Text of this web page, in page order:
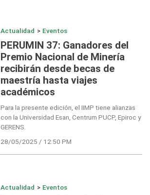
Actualidad > Eventos
PERUMIN 37: Ganadores del
Premio Nacional de Minería
recibirán desde becas de
maestría hasta viajes
académicos
Para la presente edición, el IIMP tiene alianzas
con la Universidad Esan, Centrum PUCP, Epiroc y
GERENS.
28/05/2025 / 12:50 PM
Actualidad > Eventos